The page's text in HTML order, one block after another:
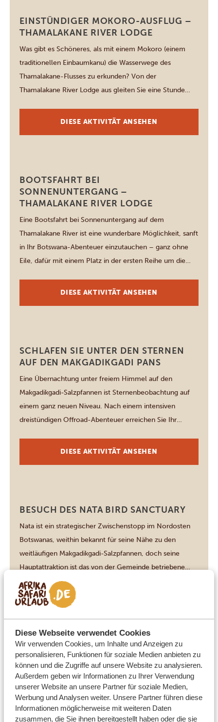
Diese Webseite verwendet Cookies
Wir verwenden Cookies, um Inhalte und Anzeigen zu
personalisieren, Funktionen für soziale Medien anbieten zu
können und die Zugriffe auf unsere Website zu analysieren.
Außerdem geben wir Informationen zu Ihrer Verwendung
unserer Website an unsere Partner für soziale Medien,
Werbung und Analysen weiter. Unsere Partner führen diese
Informationen möglicherweise mit weiteren Daten
zusammen, die Sie ihnen bereitgestellt haben oder die sie
Maun
EINSTÜNDIGER MOKORO-AUSFLUG –
THAMALAKANE RIVER LODGE
Was gibt es Schöneres, als mit einem Mokoro (einem
traditionellen Einbaumkanu) die Wasserwege des
Thamalakane-Flusses zu erkunden? Von der
Thamalakane River Lodge aus gleiten Sie eine Stunde
Schilf gesäumten Ufern entlang. Begleitet werden Sie
DIESE AKTIVITÄT ANSEHEN
BOOTSFAHRT BEI
SONNENUNTERGANG –
THAMALAKANE RIVER LODGE
Eine Bootsfahrt bei Sonnenuntergang auf dem
Thamalakane River ist eine wunderbare Möglichkeit, sanft
in Ihr Botswana-Abenteuer einzutauchen – ganz ohne
Eile, dafür mit einem Platz in der ersten Reihe um die
gemütliche, einstündige Motorbootfahrt startet um
DIESE AKTIVITÄT ANSEHEN
Boteti River
SCHLAFEN SIE UNTER DEN STERNEN
AUF DEN MAKGADIKGADI PANS
Eine Übernachtung unter freiem Himmel auf den
Makgadikgadi-Salzpfannen ist Sternenbeobachtung auf
einem ganz neuen Niveau. Nach einem intensiven
dreistündigen Offroad-Abenteuer erreichen Sie Ihr
Salzpfannen, mit nichts zwischen Ihnen und dem
DIESE AKTIVITÄT ANSEHEN
Nata
BESUCH DES NATA BIRD SANCTUARY
Nata ist ein strategischer Zwischenstopp im Nordosten
Botswanas, weithin bekannt für seine Nähe zu den
weitläufigen Makgadikgadi-Salzpfannen, doch seine
Hauptattraktion ist das von der Gemeinde betriebene
Nata Bird Sanctuary: ein 230 Quadratkilometer großes
Paradies für Vögel am nordöstlichen Rand der Sua- (oder
Sowa-)Pfanne. Es ist einer der wenigen Orte in Afrika, an
denen Flamingos in […]
DIESE AKTIVITÄT ANSEHEN
Nata
ENTSPANNUNG PUR UND
TIERBEOBACHTUNGEN AM
WASSERLOCH DER ELEPHANT SANDS
LODGE
In der Elephant Sands Lodge in Nata dreht sich alles nur